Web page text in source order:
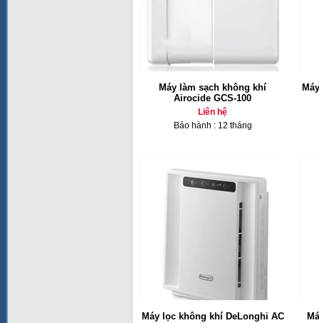
Máy làm sạch không khí
Airocide GCS-100
Liên hệ
Bảo hành : 12 tháng
Máy lọc không khí DeLonghi AC